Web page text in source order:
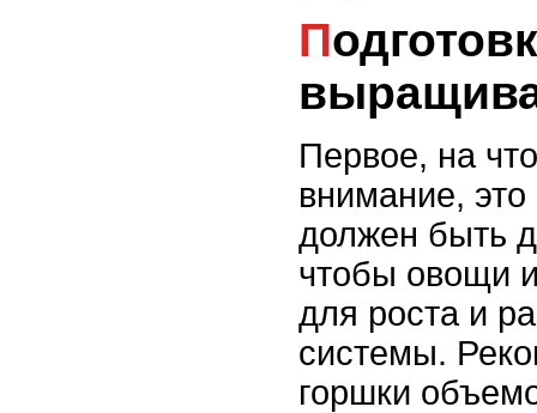
Подготовка горшков для
Первое, на
внимание,
должен быть
чтобы овощи
для роста и
системы.
горшки